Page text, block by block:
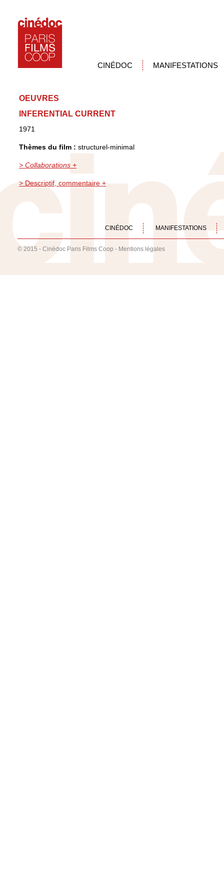
CINÉDOC MANIFESTATIONS
OEUVRES
INFERENTIAL CURRENT
1971
Thèmes du film : structurel-minimal
> Collaborations +
> Descriptif, commentaire +
CINÉDOC MANIFESTATIONS
© 2015 - Cinédoc Paris Films Coop - Mentions légales